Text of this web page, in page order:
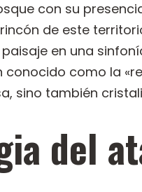
con su
de este
en una
conocido como la
sino también
del